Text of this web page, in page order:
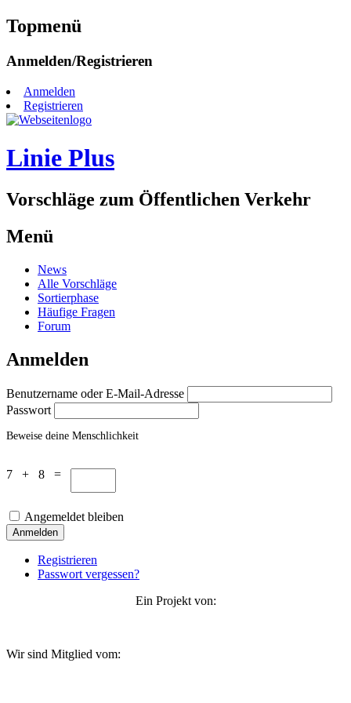
Topmenü
Zum
springen
Anmelden/Registrieren
Anmelden
Registrieren
Linie Plus
Vorschläge zum Öffentlichen Verkehr
Menü
Zum
Inhalt
springen
News
Alle Vorschläge
Sortierphase
Häufige Fragen
Forum
Anmelden
Benutzername oder E-Mail-Adresse
Passwort
Beweise deine Menschlichkeit
7 + 8 =
Angemeldet bleiben
Anmelden
Registrieren
Passwort vergessen?
Ein Projekt von:
Wir sind Mitglied vom: